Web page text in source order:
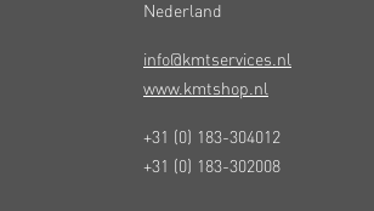
Nederland
info@kmtservices.nl
www.kmtshop.nl
+31 (0) 183-304012
+31 (0) 183-302008